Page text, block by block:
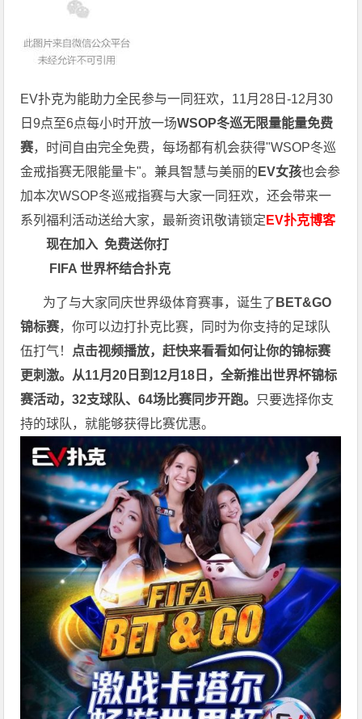
EV扑克为能助力全民参与一同狂欢，11月28日-12月30
日9点至6点每小时开放一场WSOP冬巡无限量能量免费
赛，时间自由完全免费，每场都有机会获得"WSOP冬巡
金戒指赛无限能量卡"。兼具智慧与美丽的 EV女孩也会参
加本次WSOP冬巡戒指赛与大家一同狂欢，还会带来一
系列福利活动送给大家，最新资讯敬请锁定 EV扑克博客
现在加入免费送你打
FIFA 世界杯结合扑克
为了与大家同庆世界级体育赛事，诞生了 BET&GO
锦标赛，你可以边打扑克比赛，同时为你支持的足球队
伍打气！ 点击视频播放，赶快来看看如何让你的锦标赛
更刺激。 从11月20日到12月18日，全新推出世界杯锦标
赛活动，32支球队、64场比赛同步开跑。 只要选择你支
持的球队，就能够获得比赛优惠。